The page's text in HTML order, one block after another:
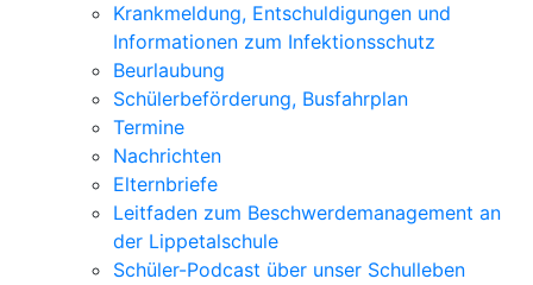
Krankmeldung, Entschuldigungen und
Informationen zum Infektionsschutz
Beurlaubung
Schülerbeförderung, Busfahrplan
Termine
Nachrichten
Elternbriefe
Leitfaden zum Beschwerdemanagement an
der Lippetalschule
Schüler-Podcast über unser Schulleben